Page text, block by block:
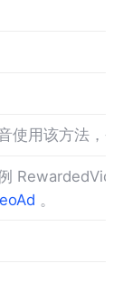
使用该方法，
。